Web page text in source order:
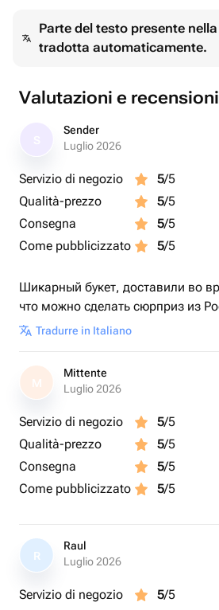
Parte del testo presente
tradotta automaticamente.
Valutazioni e recensioni
Sender
Luglio 2026
Servizio di negozio 5/5
Qualità-prezzo
5/5
Consegna
5/5
Come pubblicizzato
5/5
Шикарный букет, доставили во
что можно сделать сюрприз из
Tradurre in Italiano
M
Mittente
Luglio 2026
Servizio di negozio 5/5
Qualità-prezzo
5/5
Consegna
5/5
Come pubblicizzato
5/5
R
Raul
Luglio 2026
Servizio di negozio 5/5